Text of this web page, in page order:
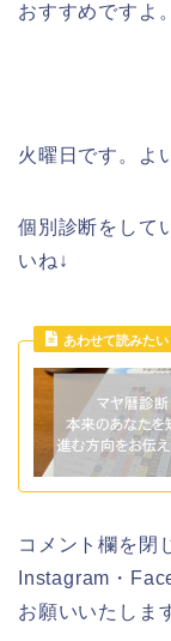
おすすめですよ。
火曜日です。よ
個別診断をして
いね↓
コメント欄を閉
Instagram・
お願いいたしま